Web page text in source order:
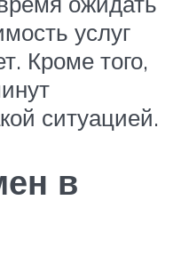
услуг
Кроме того,
ситуацией.
в